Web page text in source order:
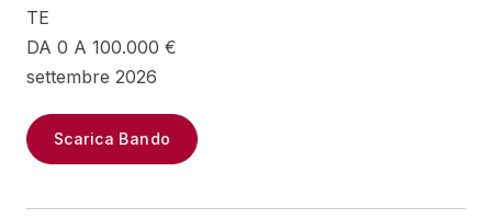
TE
DA 0 A 100.000 €
settembre 2026
Scarica Bando